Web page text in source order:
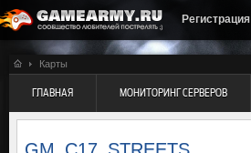
Регистрация
Карты
ГЛАВНАЯ МОНИТОРИНГ СЕРВЕРОВ